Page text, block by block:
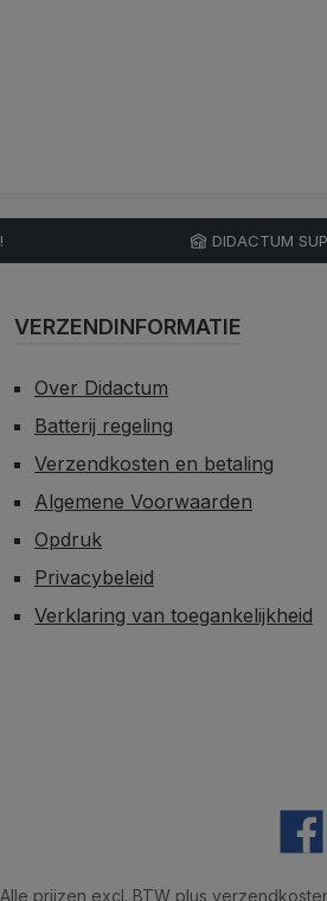
DIDACTUM
VERZENDINFORMATIE
Over Didactum
Batterij regeling
Verzendkosten en betaling
Algemene Voorwaarden
Opdruk
Privacybeleid
Verklaring van toegankelijkheid
Alle prijzen excl. BTW plus